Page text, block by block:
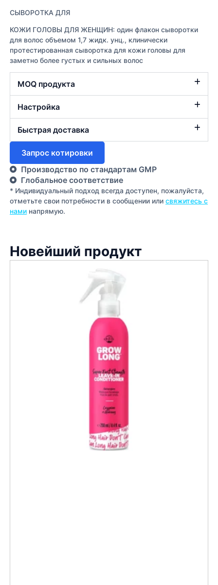
СЫВОРОТКА ДЛЯ
КОЖИ ГОЛОВЫ ДЛЯ ЖЕНЩИН: один флакон сыворотки
для волос объемом 1,7 жидк. унц., клинически
протестированная сыворотка для кожи головы для
заметно более густых и сильных волос
MOQ продукта
Настройка
Быстрая доставка
Запрос котировки
Производство по стандартам GMP
Глобальное соответствие
* Индивидуальный подход всегда доступен, пожалуйста,
отметьте свои потребности в сообщении или свяжитесь с
нами напрямую.
Новейший продукт